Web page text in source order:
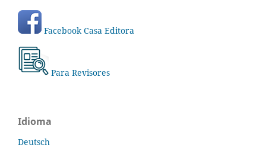
Facebook Casa Editora
Para Revisores
Idioma
Deutsch